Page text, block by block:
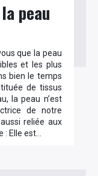
peau
que la peau
et les plus
bien le temps
de tissus
la peau n’est
de notre
reliée aux
Elle est…